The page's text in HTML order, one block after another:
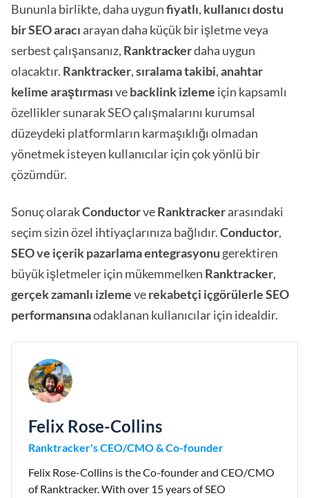
Bununla birlikte, daha uygunfiyatlı, kullanıcı dostu
bir SEO aracı arayan daha küçük bir işletme veya
serbest çalışansanız, Ranktrackerdaha uygun
olacaktır. Ranktracker,sıralama takibi,anahtar
kelime araştırmasıvebacklinkizleme için kapsamlı
özellikler sunarak SEO çalışmalarını kurumsal
düzeydeki platformların karmaşıklığı olmadan
yönetmek isteyen kullanıcılar için çok yönlü bir
çözümdür.
Sonuç olarakConductorveRanktrackerarasındaki
seçim sizin özel ihtiyaçlarınıza bağlıdır.Conductor,
SEO ve içerik pazarlama entegrasyonu gerektiren
büyük işletmeler için mükemmelken Ranktracker,
gerçek zamanlı izlemeverekabetçi içgörülerleSEO
performansınaodaklanan kullanıcılar için idealdir.
Felix Rose-Collins
Ranktracker's CEO/CMO & Co-founder
Felix Rose-Collins is the Co-founder and CEO/CMO
of Ranktracker. With over 15 years of SEO